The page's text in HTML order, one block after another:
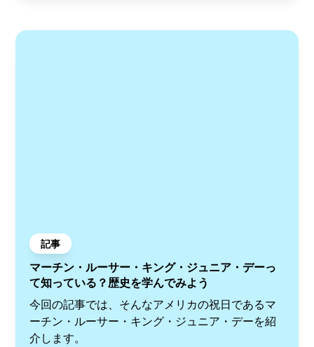
記事
マーチン・ルーサー・キング・ジュニア・デーっ
て知っている？歴史を学んでみよう
今回の記事では、そんなアメリカの祝日であるマ
ーチン・ルーサー・キング・ジュニア・デーを紹
介します。